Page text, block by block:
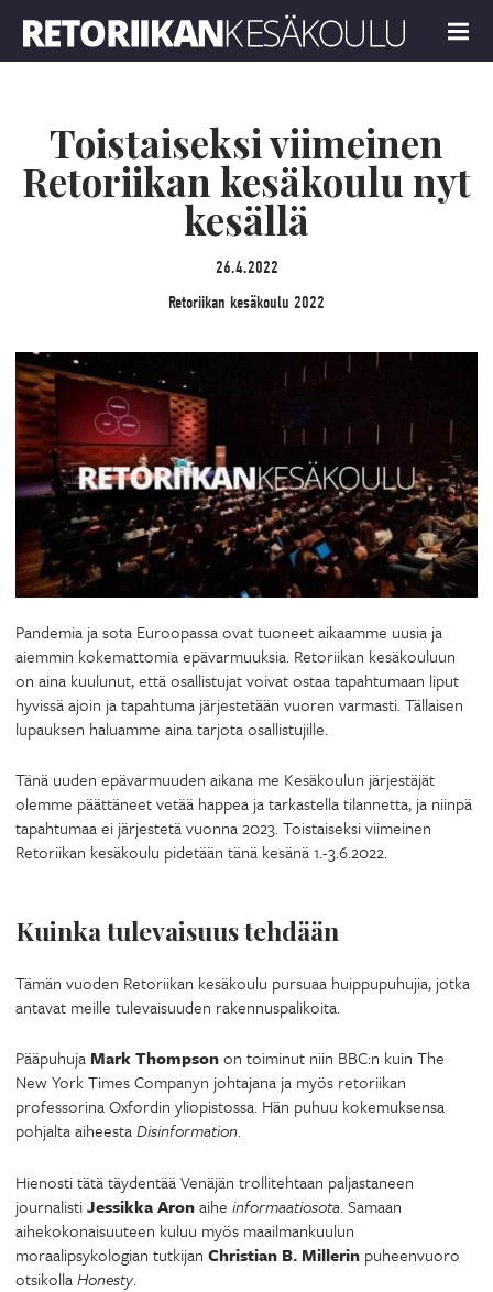
MENU
Toistaiseksi viimeinen
Retoriikan kesäkoulu nyt
kesällä
26.4.2022
Retoriikan kesäkoulu 2022
Pandemia ja sota Euroopassa ovat tuoneet aikaamme uusia ja
aiemmin kokemattomia epävarmuuksia. Retoriikan kesäkouluun
on aina kuulunut, että osallistujat voivat ostaa tapahtumaan liput
hyvissä ajoin ja tapahtuma järjestetään vuoren varmasti. Tällaisen
lupauksen haluamme aina tarjota osallistujille.
Tänä uuden epävarmuuden aikana me Kesäkoulun järjestäjät
olemme päättäneet vetää happea ja tarkastella tilannetta, ja niinpä
tapahtumaa ei järjestetä vuonna 2023. Toistaiseksi viimeinen
Retoriikan kesäkoulu pidetään tänä kesänä 1.-3.6.2022.
Kuinka tulevaisuus tehdään
Tämän vuoden Retoriikan kesäkoulu pursuaa huippupuhujia, jotka
antavat meille tulevaisuuden rakennuspalikoita.
PääpuhujaMark Thompsonon toiminut niin BBC:n kuin The
New York Times Companyn johtajana ja myös retoriikan
professorina Oxfordin yliopistossa. Hän puhuu kokemuksensa
pohjalta aiheestaDisinformation.
Hienosti tätä täydentää Venäjän trollitehtaan paljastaneen
journalistiJessikka Aronaihe informaatiosota. Samaan
aihekokonaisuuteen kuluu myös maailmankuulun
moraalipsykologian tutkijan Christian B. Millerin puheenvuoro
otsikollaHonesty.